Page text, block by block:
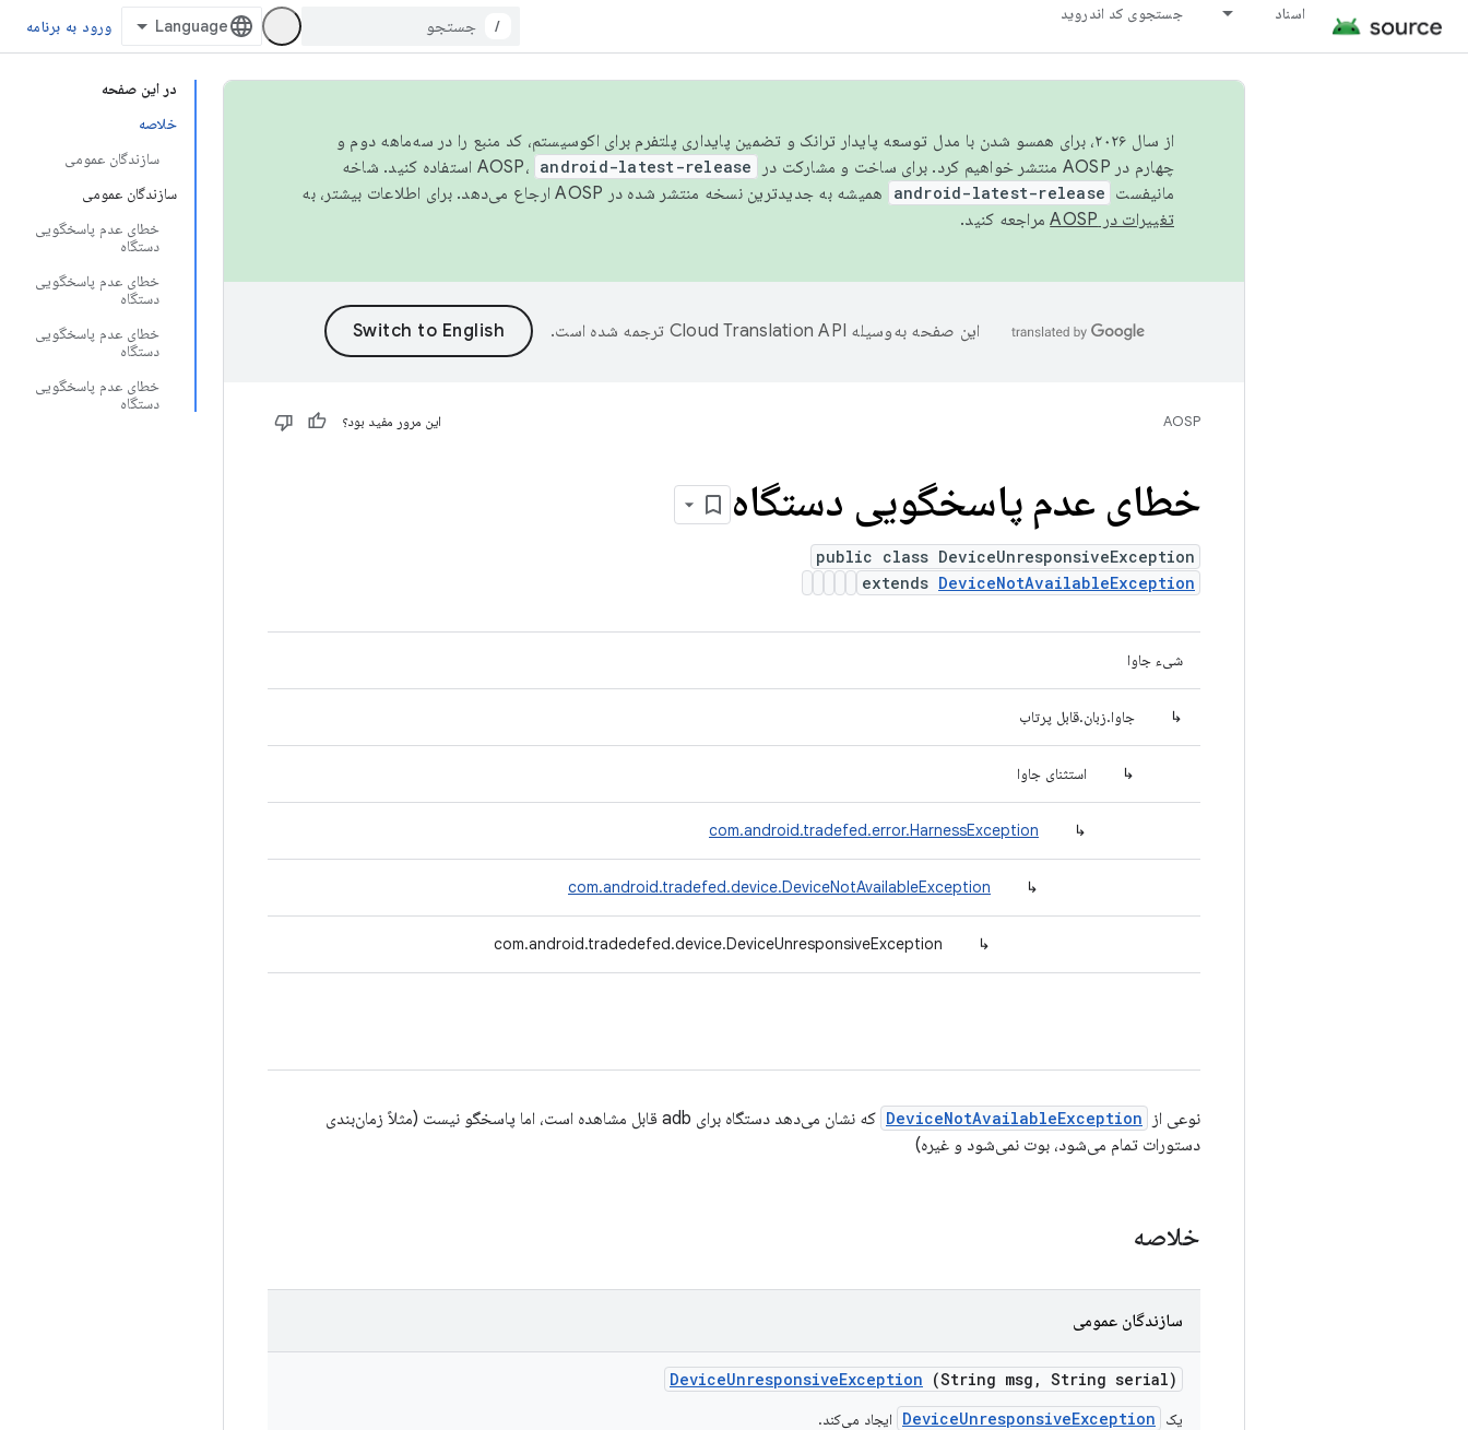
اسناد جستجوی کد اندروید
/ ورود به برنامه
در این صفحه
خلاصه
سازندگان عمومی
سازندگان عمومی
خطای عدم پاسخگویی
دستگاه
خطای عدم پاسخگویی
دستگاه
خطای عدم پاسخگویی
دستگاه
خطای عدم پاسخگویی
دستگاه
از سال ۲۰۲۶، برای همسو شدن با مدل توسعه پایدار ترانک و تضمین پایداری پلتفرم برای اکوسیستم، کد منبع را در سه‌ماهه دوم و
چهارم در AOSP منتشر خواهیم کرد. برای ساخت و مشارکت در AOSP،
android-latest-release
استفاده کنید. شاخه
مانیفست android-latest-release
همیشه به جدیدترین نسخه منتشر شده در AOSP ارجاع می‌دهد. برای اطلاعات بیشتر، به
تغییرات در AOSP
مراجعه کنید.
این صفحه به‌وسیله ترجمه شده است.
AOSP این مرور مفید بود؟
خطای عدم پاسخگویی دستگاه
public class DeviceUnresponsiveException
extends DeviceNotAvailableException
شیء جاوا
↳ جاوا.زبان.قابل پرتاب
↳ استثنای جاوا
↳
com.android.tradefed.error.HarnessException
↳
com.android.tradefed.device.DeviceNotAvailableException
↳
com.android.tradedefed.device.DeviceUnresponsiveException
نوعی از DeviceNotAvailableException
که نشان می‌دهد دستگاه برای adb قابل مشاهده است، اما پاسخگو نیست (مثلاً زمان‌بندی
دستورات تمام می‌شود، بوت نمی‌شود و غیره)
خلاصه
سازندگان عمومی
DeviceUnresponsiveException (String msg , String serial)
یک DeviceUnresponsiveException ایجاد می‌کند.